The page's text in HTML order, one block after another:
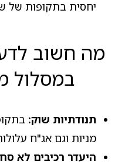
יחסית בתקופות של
מה חשוב
במסלול
תנודתיות שוק:
מניות וגם אג"ח
היעדר רכיבים לא